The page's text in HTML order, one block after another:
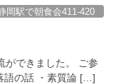
岡駅で朝食会411-420
ができました。 ご参
語の話 ・素質論 […]